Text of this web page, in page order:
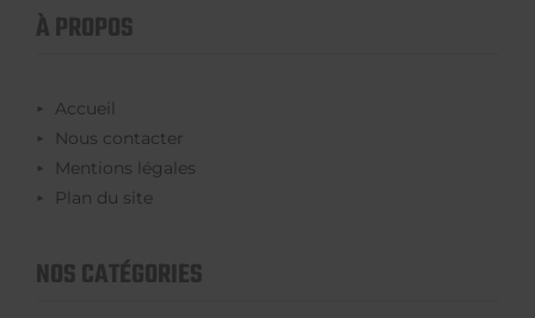
À PROPOS
Accueil
Nous contacter
Mentions légales
Plan du site
NOS CATÉGORIES